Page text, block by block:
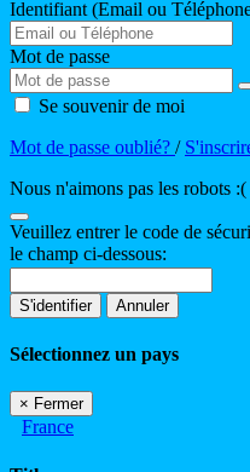
Identifiant (Email ou
Mot de passe
Se souvenir de moi
Mot de passe oublié? /
Nous n'aimons pas les robots :(
Veuillez entrer le code de
le champ ci-dessous:
S'identifier Annuler
Sélectionnez un pays
× Fermer
France